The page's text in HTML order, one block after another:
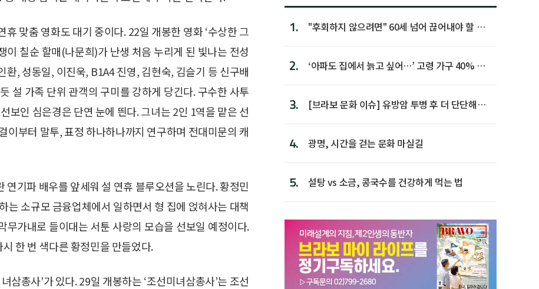
맞춤 영화도 대기 중이다. 22일 개봉한 영화 ‘수상한 그
이 칠순 할매(나문희)가 난생 처음 누리게 된 빛나는 전성
, 성동일, 이진욱, B1A4 진영, 김현숙, 김슬기 등 신구배
설 가족 단위 관객의 구미를 강하게 당긴다. 구수한 사투
보인 심은경은 단연 눈에 띈다. 그녀는 2인 1역을 맡은 선
이부터 말투, 표정 하나하나까지 연구하며 전대미문의 캐
연기파 배우를 앞세워 설 연휴 블루오션을 노린다. 황정민
는 소규모 금융업체에서 일하면서 형 집에 얹혀사는 대책
무가내로 들이대는 서툰 사랑의 모습을 선보일 예정이다.
한 번 색다른 황정민을 만들었다.
삼총사’가 있다. 29일 개봉하는 ‘조선미녀삼총사’는 조선
1.
"후회하지 않으려면" 60세 넘어 끊어내야 할 사
2.
‘아파도 집에서 늙고 싶어…’ 고령 가구 40% 노
3.
[브라보 문화 이슈] 유방암 투병 후 더 단단해진
4. 광명, 시간을 걷는 문화 마실길
5. 설탕 vs 소금, 콩국수를 건강하게 먹는 법